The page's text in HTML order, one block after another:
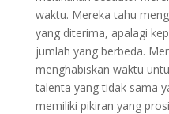
waktu. Mereka tahu
yang diterima, apalagi
jumlah yang berbeda.
menghabiskan waktu
talenta yang tidak sama
memiliki pikiran yang